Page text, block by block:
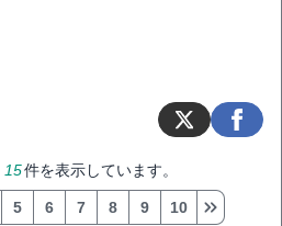
15件を表示しています。
5 6 7 8 9 10